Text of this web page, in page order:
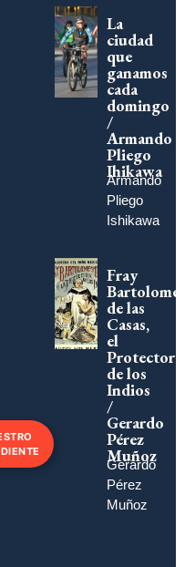
La
ciudad
que
ganamos
cada
domingo
/
Armando
Pliego
Ihikawa
Armando
Pliego
Ishikawa
Fray
Bartolomé
de las
Casas,
el
Protector
de los
Indios
/
Gerardo
Pérez
Muñoz
Gerardo
Pérez
Muñoz